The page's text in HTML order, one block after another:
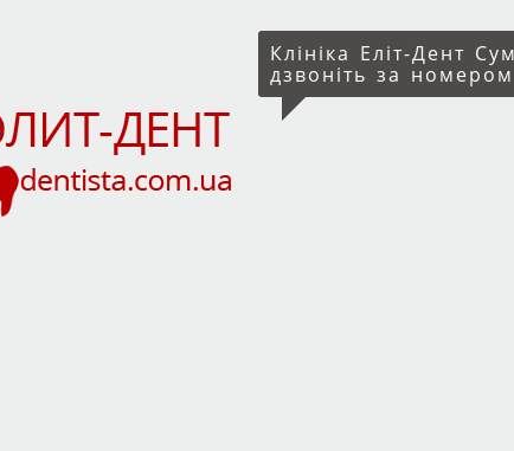
Клініка Еліт-Дент
дзвоніть за